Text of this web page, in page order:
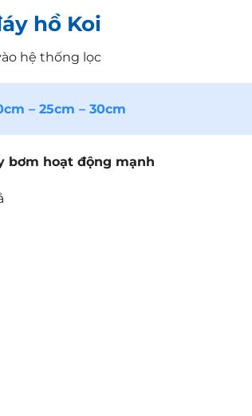
hồ Koi
hệ thống lọc
– 25cm – 30cm
bơm hoạt động mạnh